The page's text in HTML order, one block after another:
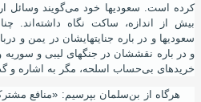
کرده ‌است. سعودیها خود می‌گویند وسائل
بیش از اندازه، ساکت نگاه داشته‌اند.
سعودیها و در باره جنایتهایشان در یمن و
و در باره نقششان در جنگهای لیبی و سوریه و
خریدهای بی‌حساب اسلحه، مگر به اشاره و
هرگاه از بن‌سلمان بپرسیم: «منافع